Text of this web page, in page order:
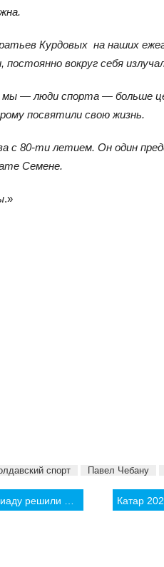
Курдовых на наших
вокруг себя
мы — люди спорта — больше
посвятили свою жизнь.
с 80-ти летием. Он один
Семене.
.»
спорт Павел Чебану
перенести Катар 2022: